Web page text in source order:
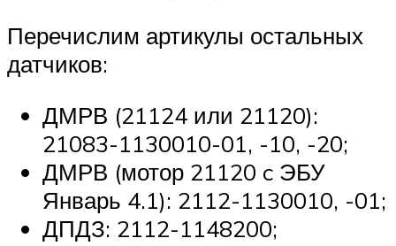
Перечислим артикулы остальных
датчиков:
ДМРВ (21124 или 21120):
21083-1130010-01, -10, -20;
ДМРВ (мотор 21120 c ЭБУ
Январь 4.1): 2112-1130010, -01;
ДПДЗ: 2112-1148200;